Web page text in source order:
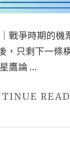
戰爭時期的機
，只剩下一條
鷹論 …